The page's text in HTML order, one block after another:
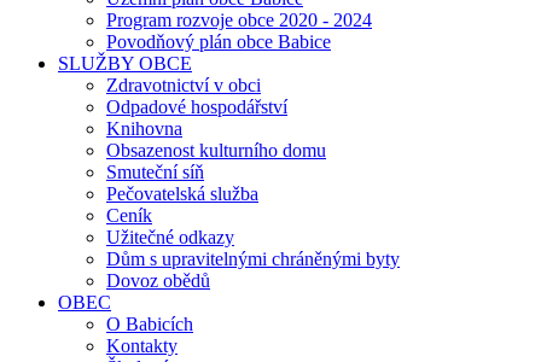
Program rozvoje obce 2020 - 2024
Povodňový plán obce Babice
SLUŽBY OBCE
Zdravotnictví v obci
Odpadové hospodářství
Knihovna
Obsazenost kulturního domu
Smuteční síň
Pečovatelská služba
Ceník
Užitečné odkazy
Dům s upravitelnými chráněnými byty
Dovoz obědů
OBEC
O Babicích
Kontakty